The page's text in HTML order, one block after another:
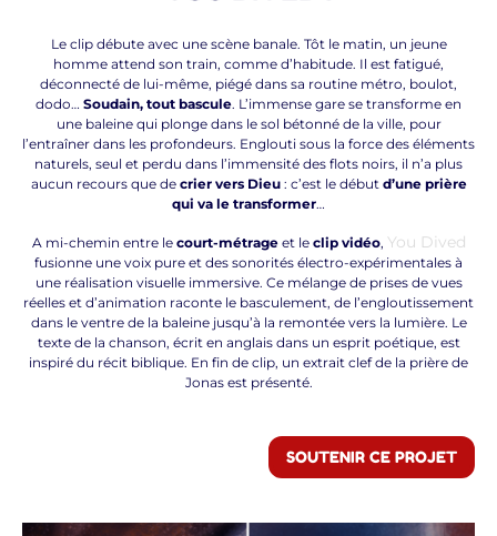
Le clip débute avec une scène banale. Tôt le matin, un jeune
homme attend son train, comme d’habitude. Il est fatigué,
déconnecté de lui-même, piégé dans sa routine métro, boulot,
dodo… Soudain, tout bascule. L’immense gare se transforme en
une baleine qui plonge dans le sol bétonné de la ville, pour
l’entraîner dans les profondeurs. Englouti sous la force des éléments
naturels, seul et perdu dans l’immensité des flots noirs, il n’a plus
aucun recours que de crier vers Dieu: c’est le début d’une prière
qui va le transformer…
A mi-chemin entre le court-métrageet le clip vidéo, You Dived
fusionne une voix pure et des sonorités électro-expérimentales à
une réalisation visuelle immersive. Ce mélange de prises de vues
réelles et d’animation raconte le basculement, de l’engloutissement
dans le ventre de la baleine jusqu’à la remontée vers la lumière. Le
texte de la chanson, écrit en anglais dans un esprit poétique, est
inspiré du récit biblique. En fin de clip, un extrait clef de la prière de
Jonas est présenté.
SOUTENIR CE PROJET